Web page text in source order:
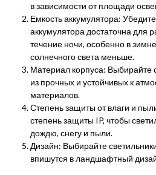
в зависимости от площади
Емкость аккумулятора:
аккумулятора достаточна для
течение ночи, особенно в
солнечного света меньше.
Материал корпуса: Выбирайте
из прочных и устойчивых к
материалов.
Степень защиты от влаги и
степень защиты IP, чтобы
дождю, снегу и пыли.
Дизайн: Выбирайте
впишутся в ландшафтный